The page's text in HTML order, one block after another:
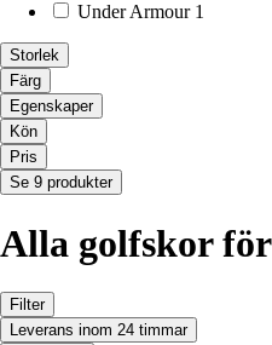
Under Armour 1
Storlek
Färg
Egenskaper
Kön
Pris
Se 9 produkter
Alla golfskor
Filter
Leverans inom 24 timmar